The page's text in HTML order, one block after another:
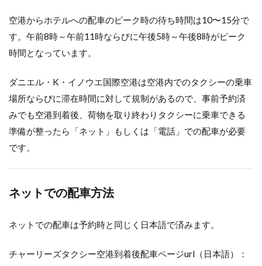
空港からホテルへの配車のピーク時の待ち時間は10〜15分で
す。午前8時～午前11時ならびに午後5時～午後8時がピーク
時間となっています。
ダニエル・K・イノウエ国際空港は空港内でのタクシーの乗車
場所ならびに滞在時間に対して規制があるので、事前予約済
みでも空港到着後、荷物を取り終わりタクシーに乗車できる
準備が整ったら「ネット」もしくは「電話」での配車が必要
です。
ネットでの配車方法
ネットでの配車は予約時と同じく日本語で済みます。
チャーリーズタクシー空港到着後配車ページurl（日本語）：